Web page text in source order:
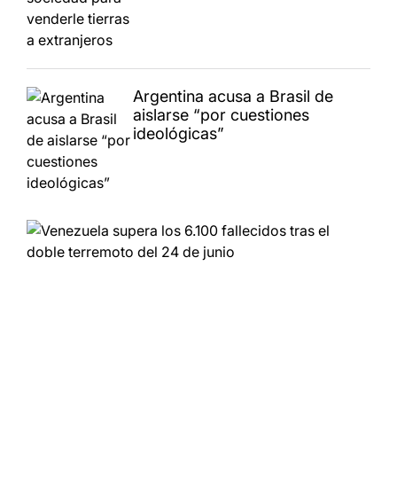
Argentina acusa a Brasil de
aislarse “por cuestiones
ideológicas”